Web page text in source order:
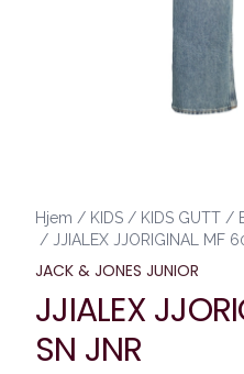
Hjem / KIDS / KIDS GUTT /
/ JJIALEX JJORIGINAL MF
JACK & JONES JUNIOR
JJIALEX
SN JNR